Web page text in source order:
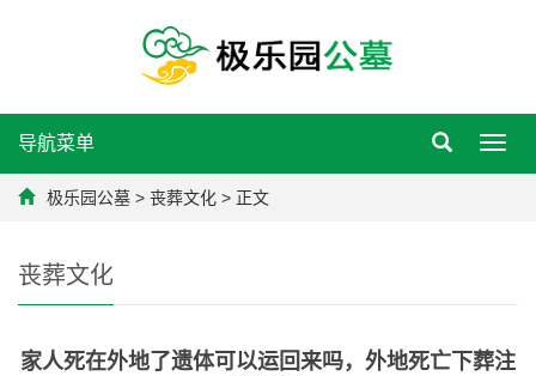
导航菜单
极乐园公墓 > 丧葬文化 > 正文
丧葬文化
家人死在外地了遗体可以运回来吗，外地死亡下葬注